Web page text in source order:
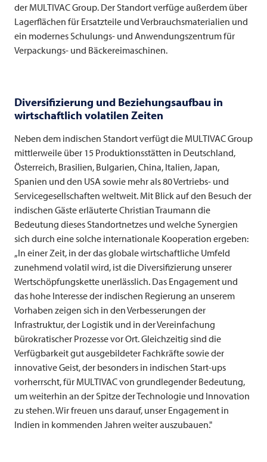
der MULTIVACGroup. Der Standort verfüge außerdem über
Lagerflächen für Ersatzteile und Verbrauchsmaterialien und
ein modernes Schulungs- und Anwendungszentrum für
Verpackungs- und Bäckereimaschinen.
Diversifizierung und Beziehungsaufbau in
wirtschaftlich volatilen Zeiten
Neben dem indischen Standort verfügt die MULTIVACGroup
mittlerweile über 15 Produktionsstätten in Deutschland,
Österreich, Brasilien, Bulgarien, China, Italien, Japan,
Spanien und den USA sowie mehr als 80 Vertriebs- und
Servicegesellschaften weltweit. Mit Blick auf den Besuch der
indischen Gäste erläuterte Christian Traumann die
Bedeutung dieses Standortnetzes und welche Synergien
sich durch eine solche internationale Kooperation ergeben:
„In einer Zeit, in der das globale wirtschaftliche Umfeld
zunehmend volatil wird, ist die Diversifizierung unserer
Wertschöpfungskette unerlässlich. Das Engagement und
das hohe Interesse der indischen Regierung an unserem
Vorhaben zeigen sich in den Verbesserungen der
Infrastruktur, der Logistik und in der Vereinfachung
bürokratischer Prozesse vor Ort. Gleichzeitig sind die
Verfügbarkeit gut ausgebildeter Fachkräfte sowie der
innovative Geist, der besonders in indischen Start-ups
vorherrscht, für MULTIVACvon grundlegender Bedeutung,
um weiterhin an der Spitze der Technologie und Innovation
zu stehen. Wir freuen uns darauf, unser Engagement in
Indien in kommenden Jahren weiter auszubauen."